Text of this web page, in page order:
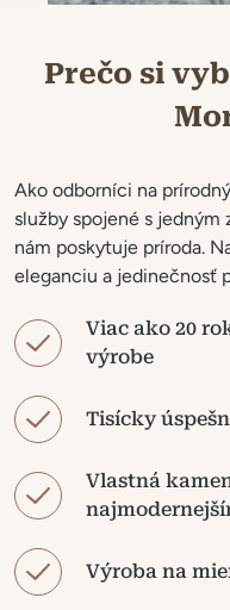
Realizácie
Prečo si
Ako odborníci na
služby spojené s jedným
nám poskytuje príroda.
eleganciu a jedinečnosť
Viac ako 20
výrobe
Tisícky
Vlastná
Výroba na